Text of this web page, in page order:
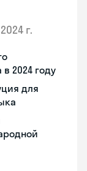
2024 г.
в 2024 году
для